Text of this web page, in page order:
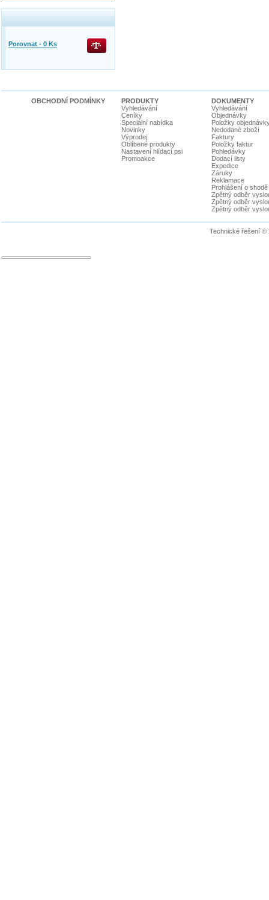
Porovnat - 0 Ks
OBCHODNÍ PODMÍNKY
PRODUKTY
Vyhledávání
Ceníky
Speciální nabídka
Novinky
Výprodej
Oblíbené produkty
Nastavení hlídací psi
Promoakce
DOKUMENTY
Vyhledávání
Objednávky
Položky
Nedodané zboží
Faktury
Položky faktur
Pohledávky
Dodací listy
Expedice
Záruky
Reklamace
Prohlášení o shodě
Zpětný odběr
Zpětný odběr
Zpětný odběr
Technické řešení ©